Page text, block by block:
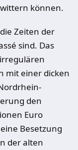
können.
Zeiten der
sind. Das
mit einer dicken
den
Euro
Besetzung
der alten